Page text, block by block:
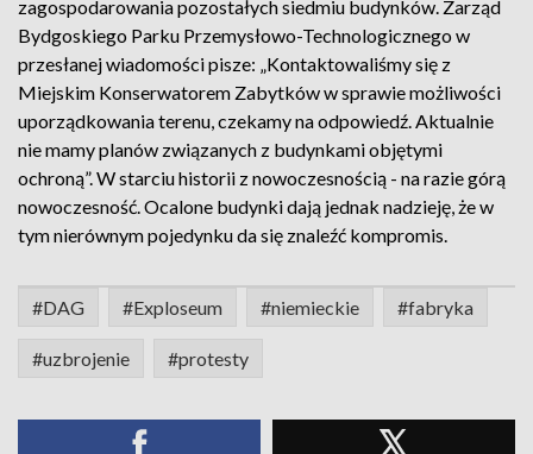
zagospodarowania pozostałych siedmiu budynków. Zarząd
Bydgoskiego Parku Przemysłowo-Technologicznego w
przesłanej wiadomości pisze: „Kontaktowaliśmy się z
Miejskim Konserwatorem Zabytków w sprawie możliwości
uporządkowania terenu, czekamy na odpowiedź. Aktualnie
nie mamy planów związanych z budynkami objętymi
ochroną”. W starciu historii z nowoczesnością - na razie górą
nowoczesność. Ocalone budynki dają jednak nadzieję, że w
tym nierównym pojedynku da się znaleźć kompromis.
#DAG #Exploseum #niemieckie #fabryka
#uzbrojenie #protesty